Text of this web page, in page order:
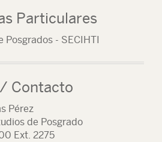
Particulares
Posgrados - SECIHTI
Contacto
Pérez
de Posgrado
Ext. 2275